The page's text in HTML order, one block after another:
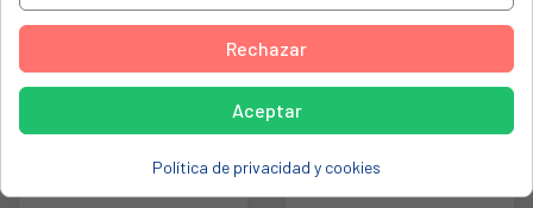
Rechazar
Aceptar
Política de privacidad y cookies